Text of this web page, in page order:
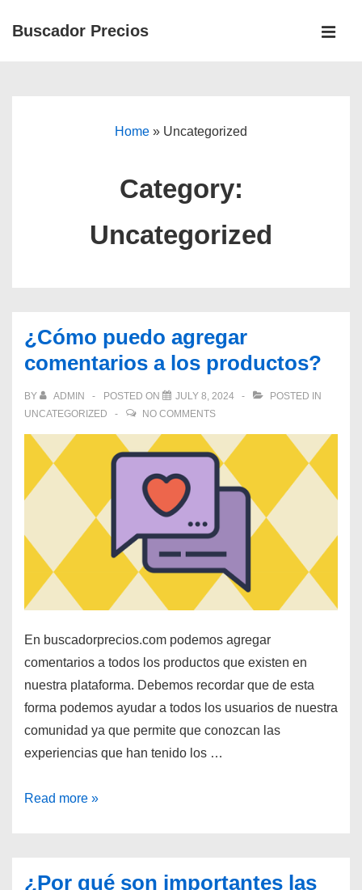
SkipBuscador Precios
Home » Uncategorized
Category:
Uncategorized
¿Cómo puedo agregar
comentarios a los productos?
BY ADMIN POSTED ON JULY 8, 2024
POSTED IN
UNCATEGORIZED
NO COMMENTS
En buscadorprecios.com podemos agregar
comentarios a todos los productos que existen en
nuestra plataforma. Debemos recordar que de esta
forma podemos ayudar a todos los usuarios de nuestra
comunidad ya que permite que conozcan las
experiencias que han tenido los …
¿Cómo
Read more »
¿Por qué son importantes las